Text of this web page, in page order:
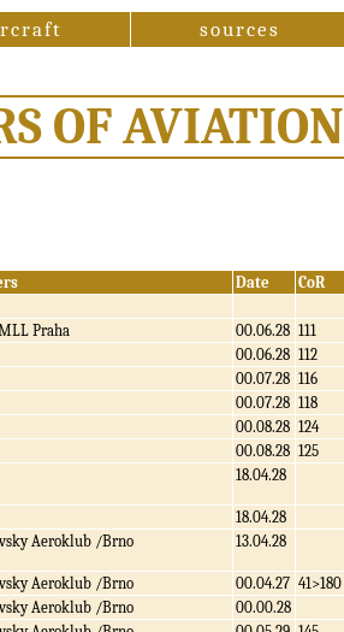
sources
OF AVIATION
Date CoR
Praha 00.06.28 111
00.06.28 112
00.07.28 116
00.07.28 118
00.08.28 124
00.08.28 125
18.04.28
18.04.28
Aeroklub /Brno 13.04.28
Aeroklub /Brno 00.04.27 41>180
Aeroklub /Brno 00.00.28